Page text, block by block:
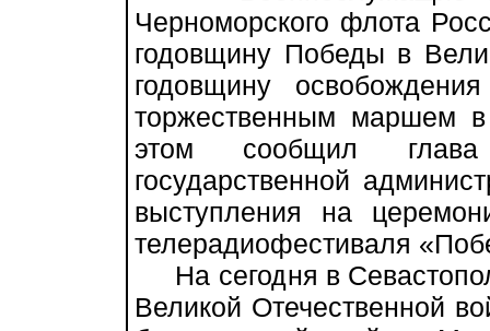
Черноморского флота
годовщину Победы в
годовщину
торжественным маршем
этом сообщил глава
государственной
выступления на
телерадиофестиваля
На сегодня в
Великой Отечественной